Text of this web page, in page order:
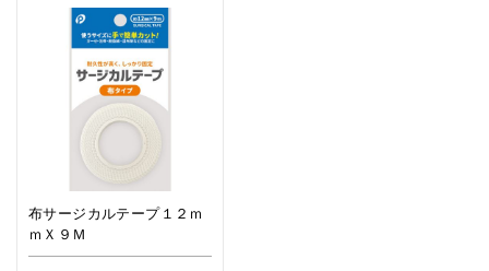
布サージカルテープ１２ｍ
ｍＸ９Ｍ